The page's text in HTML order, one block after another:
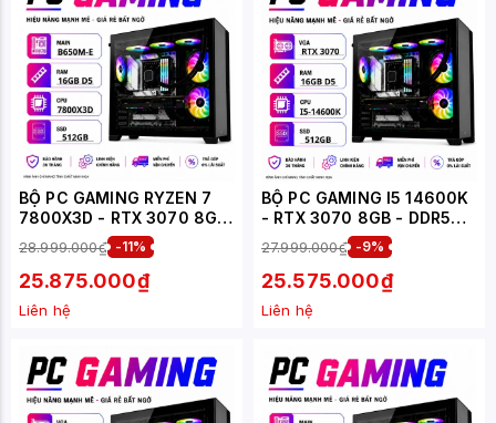
BỘ PC GAMING RYZEN 7
7800X3D - RTX 3070 8GB
(XUEPC246-G)
28.999.000₫ -11%
25.875.000₫
Liên hệ
BỘ PC GAMING I5 14600K
- RTX 3070 8GB - DDR5
(XUEPC028-G)
27.999.000₫ -9%
25.575.000₫
Liên hệ